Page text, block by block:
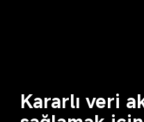
Kararlı veri